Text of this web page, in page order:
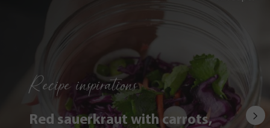
Recipe inspirations
Red sauerkraut with carrots,